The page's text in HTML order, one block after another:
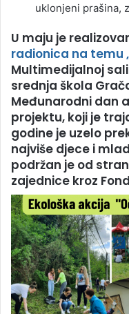
uklonjeni prašina,
U maju je
radionica na temu
Multimedijalnoj
srednja škola
Međunarodni dan
projektu, koji je
godine je uzelo
najviše djece i
podržan je od
zajednice kroz